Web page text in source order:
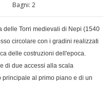
Bagni: 2
delle Torri medievali di Nepi (1540
circolare con i gradini realizzati
delle costruzioni dell'epoca.
di due accessi alla scala
al primo piano e di un